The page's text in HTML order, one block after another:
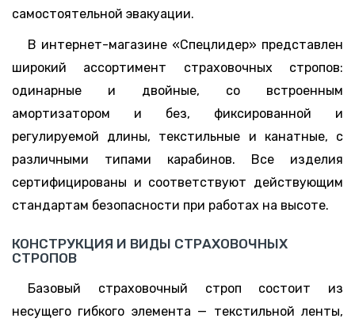
самостоятельной эвакуации.
В интернет-магазине «Спецлидер» представлен
широкий ассортимент страховочных стропов:
одинарные и двойные, со встроенным
амортизатором и без, фиксированной и
регулируемой длины, текстильные и канатные, с
различными типами карабинов. Все изделия
сертифицированы и соответствуют действующим
стандартам безопасности при работах на высоте.
КОНСТРУКЦИЯ И ВИДЫ СТРАХОВОЧНЫХ
СТРОПОВ
Базовый страховочный строп состоит из
несущего гибкого элемента — текстильной ленты,